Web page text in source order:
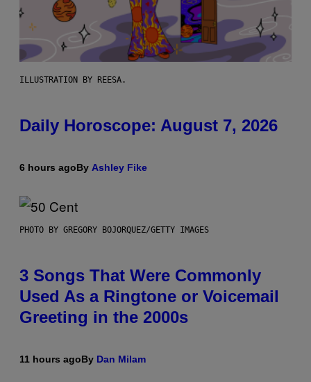
ILLUSTRATION BY REESA.
Daily Horoscope: August 7, 2026
6 hours agoBy Ashley Fike
PHOTO BY GREGORY BOJORQUEZ/GETTY IMAGES
3 Songs That Were Commonly
Used As a Ringtone or Voicemail
Greeting in the 2000s
11 hours agoBy Dan Milam